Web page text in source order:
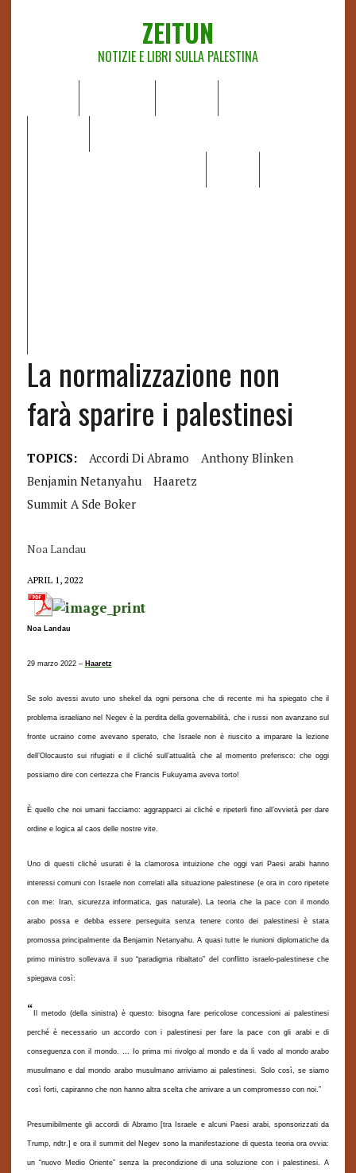
ZEITUN
NOTIZIE E LIBRI SULLA PALESTINA
La normalizzazione non
farà sparire i palestinesi
TOPICS: Accordi Di Abramo
Anthony Blinken
Benjamin Netanyahu
Haaretz
Summit A Sde Boker
Noa Landau
APRIL 1, 2022
Noa Landau
29 marzo 2022 – Haaretz
Se solo avessi avuto uno shekel da ogni persona che di recente mi ha spiegato che il
problema israeliano nel Negev è la perdita della governabilità, che i russi non avanzano sul
fronte ucraino come avevano sperato, che Israele non è riuscito a imparare la lezione
dell’Olocausto sui rifugiati e il cliché sull’attualità che al momento preferisco: che oggi
possiamo dire con certezza che Francis Fukuyama aveva torto!
È quello che noi umani facciamo: aggrapparci ai cliché e ripeterli fino all’ovvietà per dare
ordine e logica al caos delle nostre vite.
Uno di questi cliché usurati è la clamorosa intuizione che oggi vari Paesi arabi hanno
interessi comuni con Israele non correlati alla situazione palestinese (e ora in coro ripetete
con me: Iran, sicurezza informatica, gas naturale). La teoria che la pace con il mondo
arabo possa e debba essere perseguita senza tenere conto dei palestinesi è stata
promossa principalmente da Benjamin Netanyahu. A quasi tutte le riunioni diplomatiche da
primo ministro sollevava il suo “paradigma ribaltato” del conflitto israelo-palestinese che
spiegava così:
“ Il metodo (della sinistra) è questo: bisogna fare pericolose concessioni ai palestinesi
perché è necessario un accordo con i palestinesi per fare la pace con gli arabi e di
conseguenza con il mondo. … Io prima mi rivolgo al mondo e da lì vado al mondo arabo
musulmano e dal mondo arabo musulmano arriviamo ai palestinesi. Solo così, se siamo
così forti, capiranno che non hanno altra scelta che arrivare a un compromesso con noi.”
Presumibilmente gli accordi di Abramo[tra Israele e alcuni Paesi arabi, sponsorizzati da
Trump, ndtr.]e ora il summit del Negev sono la manifestazione di questa teoria ora ovvia:
un “nuovo Medio Oriente” senza la precondizione di una soluzione con i palestinesi. A